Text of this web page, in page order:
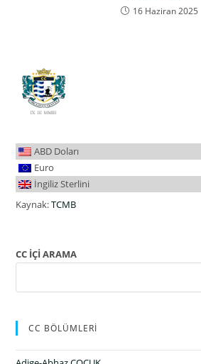
16 Haziran 2025
ABD Doları
Euro
İngiliz Sterlini
Kaynak:TCMB
CC İÇİ ARAMA
CC BÖLÜMLERİ